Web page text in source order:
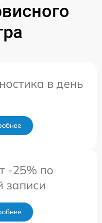
в день
-25% по
записи